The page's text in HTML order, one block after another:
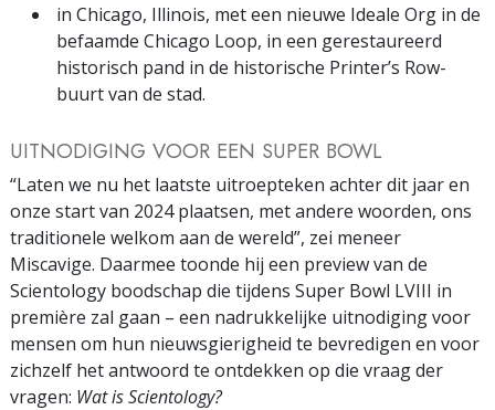
in Chicago, Illinois, met een nieuwe Ideale Org in de
befaamde Chicago Loop, in een gerestaureerd
historisch pand in de historische Printer’s Row-
buurt van de stad.
UITNODIGING VOOR EEN SUPER BOWL
“Laten we nu het laatste uitroepteken achter dit jaar en
onze start van 2024 plaatsen, met andere woorden, ons
traditionele welkom aan de wereld”, zei meneer
Miscavige. Daarmee toonde hij een preview van de
Scientology boodschap die tijdens Super Bowl LVIII in
première zal gaan – een nadrukkelijke uitnodiging voor
mensen om hun nieuwsgierigheid te bevredigen en voor
zichzelf het antwoord te ontdekken op die vraag der
vragen: Wat is Scientology?